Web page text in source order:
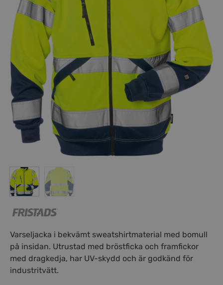
Varseljacka i bekvämt sweatshirtmaterial med bomull
på insidan. Utrustad med bröstficka och framfickor
med dragkedja, har UV-skydd och är godkänd för
industritvätt.